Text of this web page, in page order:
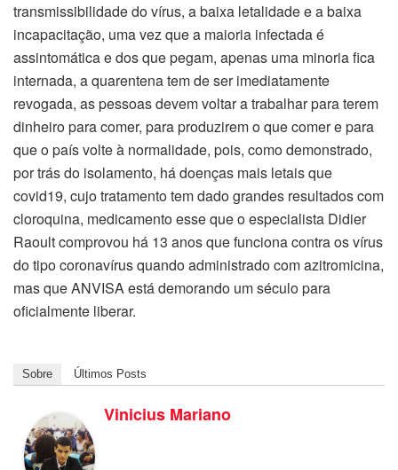
transmissibilidade do vírus, a baixa letalidade e a baixa
incapacitação, uma vez que a maioria infectada é
assintomática e dos que pegam, apenas uma minoria fica
internada, a quarentena tem de ser imediatamente
revogada, as pessoas devem voltar a trabalhar para terem
dinheiro para comer, para produzirem o que comer e para
que o país volte à normalidade, pois, como demonstrado,
por trás do isolamento, há doenças mais letais que
covid19, cujo tratamento tem dado grandes resultados com
cloroquina, medicamento esse que o especialista Didier
Raoult comprovou há 13 anos que funciona contra os vírus
do tipo coronavírus quando administrado com azitromicina,
mas que ANVISA está demorando um século para
oficialmente liberar.
Sobre Últimos Posts
Vinicius Mariano